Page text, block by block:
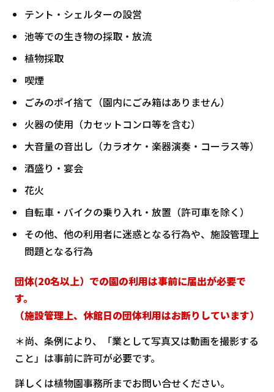
テント・シェルターの設営
池等での生き物の採取・放流
植物採取
喫煙
ごみのポイ捨て（園内にごみ箱はありません）
火器の使用（カセットコンロ等を含む）
大音量の音出し（カラオケ・楽器演奏・コーラス等）
酒盛り・宴会
花火
自転車・バイクの乗り入れ・放置（許可車を除く）
その他、他の利用者に迷惑となる行為や、施設管理上
問題となる行為
団体(20名以上）での園の利用は事前に届出が必要で
す。
（施設管理上、休館日の団体利用はお断りしています）
＊尚、条例により、「業として写真又は動画を撮影する
こと」は事前に許可が必要です。
詳しくは植物園事務所までお問い合せください。